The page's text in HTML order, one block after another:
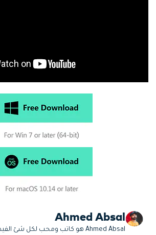
Ahmed Absal
Ahmed Absal هو كاتب ومحب لكل شئ الفيديو